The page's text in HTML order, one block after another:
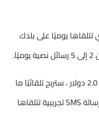
تتلقاها يوميًا على بلدك
بمجرد وصولك إلى عتبة الدفع البالغة 2.0 دولار ، ستربح تلقائيًا ما
بين 0.02 دولار و 0.06 دولار على كل رسالة SMS تجريبية تتلقاها